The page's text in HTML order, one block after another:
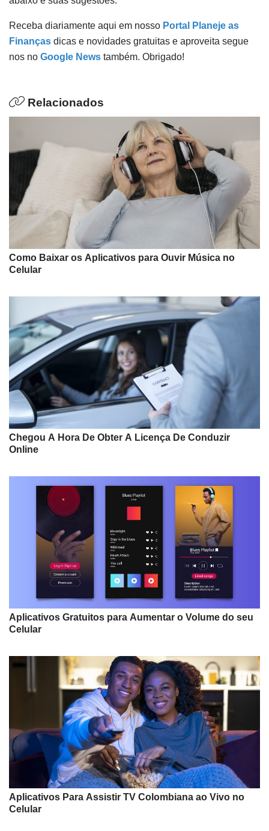
Receba diariamente aqui em nosso Portal Planeje as
Finanças dicas e novidades gratuitas e aproveita segue
nos no Google News também. Obrigado!
Relacionados
Como Baixar os Aplicativos para Ouvir Música no
Celular
Chegou A Hora De Obter A Licença De Conduzir
Online
Aplicativos Gratuitos para Aumentar o Volume do seu
Celular
Aplicativos Para Assistir TV Colombiana ao Vivo no
Celular